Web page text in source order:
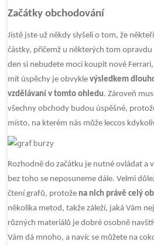
Začátky obchodování
Jistě jste už někdy slyšeli o tom, že
částky, přičemž u některých tom opravdu
den si nebudete moci koupit nové
mít úspěchy je obvyklevýsledkem
vzdělávaní v tomto ohledu. Zároveň
všechny obchody budou úspěšné,
místo, na kterém nás může leccos
Rozhodně do začátku je nutné ovládat a
bez toho se neposuneme dále. Velmi
čtení grafů, protože na nich právě celý
několika metod, takže záleží, jaká Vám
různých materiálů je dobré osobně
Vám dá mnoho, a navíc se můžete na